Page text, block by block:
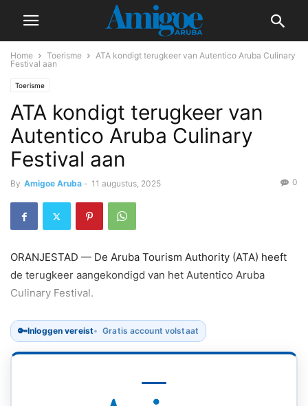
Home Toerisme
ATA kondigt terugkeer van Autentico Aruba Culinary
Festival aan
Toerisme
ATA kondigt terugkeer van
Autentico Aruba Culinary
Festival aan
By Amigoe Aruba - 11 augustus, 2025 0
ORANJESTAD — De Aruba Tourism Authority (ATA) heeft
de terugkeer aangekondigd van het Autentico Aruba
Culinary Festival.
🔑Inloggen vereist Gratis account volstaat